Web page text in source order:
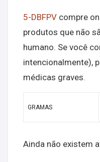
5-DBFPV compre
produtos que não
humano. Se você
intencionalmente),
médicas graves.
GRAMAS
Ainda não existem